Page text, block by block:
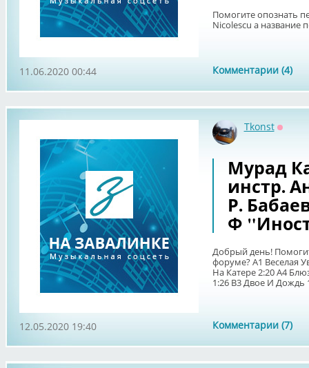
Помогите опознать
Nicolescu а название
Комментарии (4)
11.06.2020 00:44
Tkonst
Мурад
инстр.
Р.
Ф
Добрый день!
форуме? A1 Веселая
На Катере 2:20 A4
1:26 B3 Двое И Дождь
Комментарии (7)
12.05.2020 19:40